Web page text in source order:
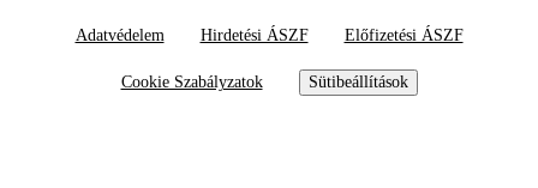
Adatvédelem Hirdetési ÁSZF Előfizetési ÁSZF
Cookie Szabályzatok Sütibeállítások